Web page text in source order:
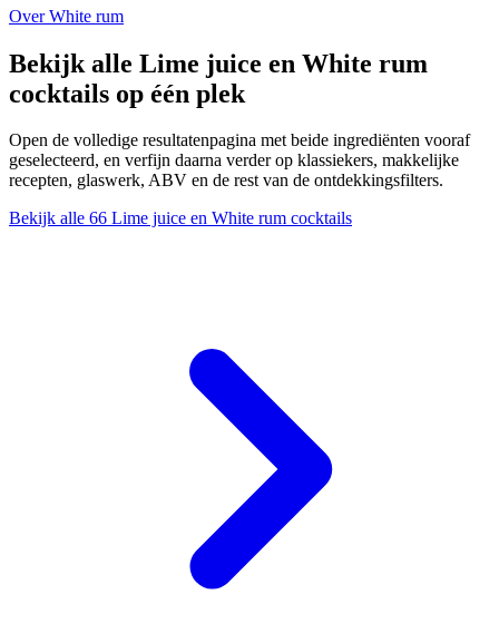
Over White rum
Bekijk alle Lime juice en White rum
cocktails op één plek
Open de volledige resultatenpagina met beide ingrediënten vooraf
geselecteerd, en verfijn daarna verder op klassiekers, makkelijke
recepten, glaswerk, ABV en de rest van de ontdekkingsfilters.
Bekijk alle 66 Lime juice en White rum cocktails